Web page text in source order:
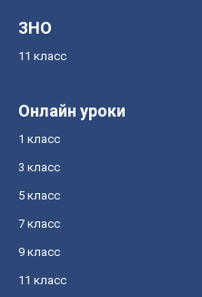
ЗНО
11 класс
Онлайн уроки
1 класс
3 класс
5 класс
7 класс
9 класс
11 класс